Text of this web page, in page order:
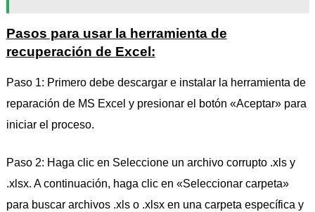
Pasos para usar la herramienta de
recuperación de Excel:
Paso 1: Primero debe descargar e instalar la herramienta de
reparación de MS Excel y presionar el botón «Aceptar» para
iniciar el proceso.
Paso 2: Haga clic en Seleccione un archivo corrupto .xls y
.xlsx. A continuación, haga clic en «Seleccionar carpeta»
para buscar archivos .xls o .xlsx en una carpeta específica y